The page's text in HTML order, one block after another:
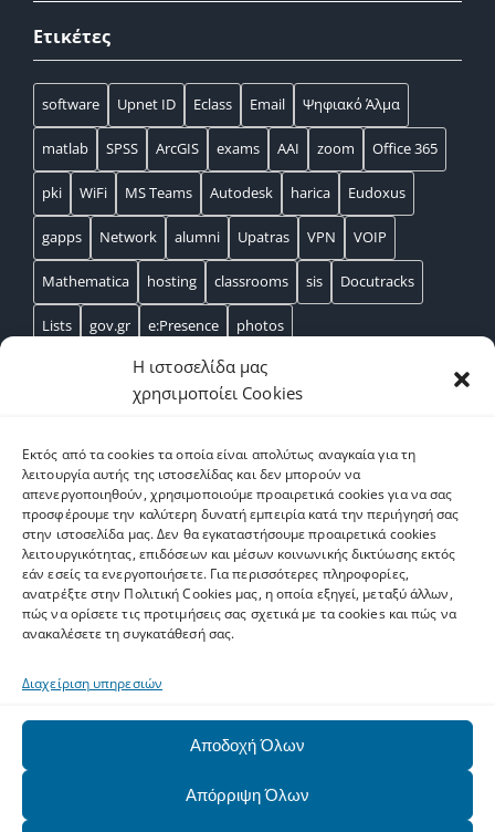
Η ιστοσελίδα μας
χρησιμοποίει Cookies
Εκτός από τα cookies τα οποία είναι απολύτως αναγκαία για τη
λειτουργία αυτής της ιστοσελίδας και δεν μπορούν να
απενεργοποιηθούν, χρησιμοποιούμε προαιρετικά cookies για να σας
προσφέρουμε την καλύτερη δυνατή εμπειρία κατά την περιήγησή σας
στην ιστοσελίδα μας. Δεν θα εγκαταστήσουμε προαιρετικά cookies
λειτουργικότητας, επιδόσεων και μέσων κοινωνικής δικτύωσης εκτός
εάν εσείς τα ενεργοποιήσετε. Για περισσότερες πληροφορίες,
ανατρέξτε στην Πολιτική Cookies μας, η οποία εξηγεί, μεταξύ άλλων,
πώς να ορίσετε τις προτιμήσεις σας σχετικά με τα cookies και πώς να
ανακαλέσετε τη συγκατάθεσή σας.
Διαχείριση υπηρεσιών
Αποδοχή Όλων
Απόρριψη Όλων
Ετικέτες
software Upnet ID Eclass Email Ψηφιακό Άλμα
matlab SPSS ArcGIS exams AAI zoom Office 365
pki WiFi MS Teams Autodesk harica Eudoxus
gapps Network alumni Upatras VPN VOIP
Mathematica hosting classrooms sis Docutracks
Lists gov.gr e:Presence photos
Υπηρεσίες
Υποδομές
Υποστήριξη
Επικοινωνία